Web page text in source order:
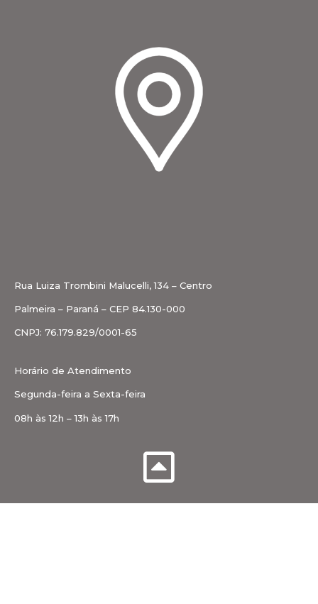
Rua Luiza Trombini Malucelli, 134 – Centro
Palmeira – Paraná – CEP 84.130-000
CNPJ: 76.179.829/0001-65
Horário de Atendimento
Segunda-feira a Sexta-feira
08h às 12h – 13h às 17h